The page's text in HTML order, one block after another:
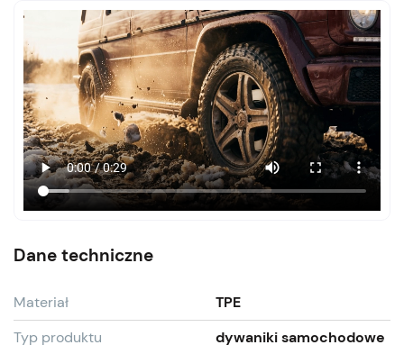
Dane techniczne
Materiał
TPE
Typ produktu
dywaniki samochodowe